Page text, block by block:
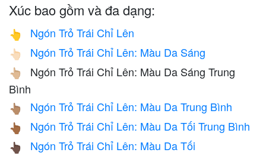
Xúc bao gồm và đa dạng:
👆 Ngón Trỏ Trái Chỉ Lên
👆🏻 Ngón Trỏ Trái Chỉ Lên: Màu Da Sáng
👆🏼
Ngón Trỏ Trái Chỉ Lên: Màu Da Sáng Trung
Bình
👆🏽 Ngón Trỏ Trái Chỉ Lên: Màu Da Trung Bình
👆🏾 Ngón Trỏ Trái Chỉ Lên: Màu Da Tối Trung Bình
👆🏿 Ngón Trỏ Trái Chỉ Lên: Màu Da Tối